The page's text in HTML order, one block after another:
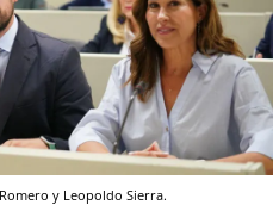
y Leopoldo Sierra.